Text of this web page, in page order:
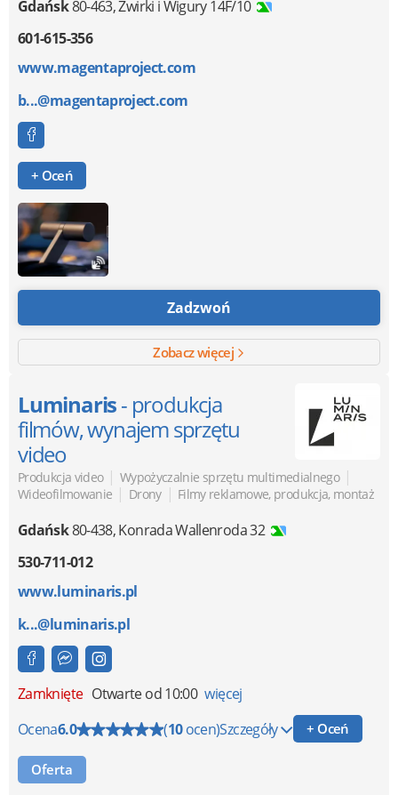
Gdańsk80-463,Żwirki i Wigury 14F/10
601-615-356
www.magentaproject.com
b...@magentaproject.com
+ Oceń
Zadzwoń
Zobacz więcej
Luminaris- produkcja
filmów, wynajem sprzętu
video
Produkcja video | Wypożyczalnie sprzętu multimedialnego |
Wideofilmowanie | Drony | Filmy reklamowe, produkcja, montaż
Gdańsk80-438,Konrada Wallenroda 32
530-711-012
www.luminaris.pl
k...@luminaris.pl
Zamknięte Otwarte od 10:00 więcej
Ocena6.0 (10ocen)Szczegóły + Oceń
Oferta